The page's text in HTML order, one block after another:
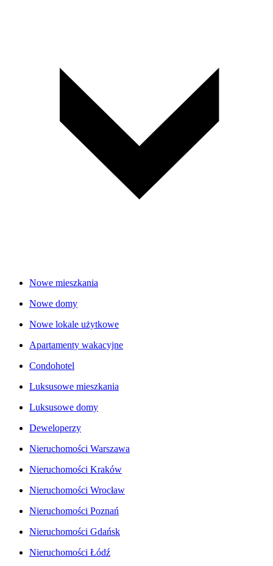
Nowe mieszkania
Nowe domy
Nowe lokale użytkowe
Apartamenty wakacyjne
Condohotel
Luksusowe mieszkania
Luksusowe domy
Deweloperzy
Nieruchomości Warszawa
Nieruchomości Kraków
Nieruchomości Wrocław
Nieruchomości Poznań
Nieruchomości Gdańsk
Nieruchomości Łódź